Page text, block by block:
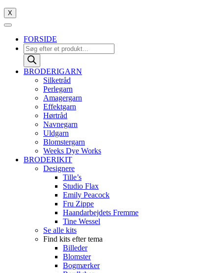
X
FORSIDE
Products
search
BRODERIGARN
Silketråd
Perlegarn
Amagergarn
Effektgarn
Hørtråd
Navnegarn
Uldgarn
Blomstergarn
Weeks Dye Works
BRODERIKIT
Designere
Tille’s
Studio Flax
Emily Peacock
Fru Zippe
Haandarbejdets Fremme
Tine Wessel
Se alle kits
Find kits efter tema
Billeder
Blomster
Bogmærker